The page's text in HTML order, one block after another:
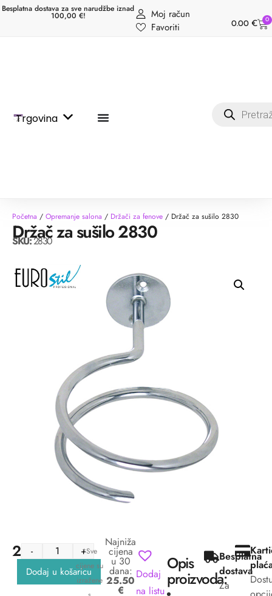
Besplatna dostava za sve narudžbe iznad
100,00 €!
Moj račun
Favoriti
0.00 € 0
Trgovina
Početna / Opremanje salona / Držači za fenove / Držač za sušilo 2830
Držač za sušilo 2830
SKU:2830
25.50 €
-
+
Dodaj u košaricu
*Sve
cijene su
izražene
Najniža
cijena
u 30
dana:
25.50
€
Dodaj
na listu
Opis
proizvoda:
Besplatna
dostava
Za